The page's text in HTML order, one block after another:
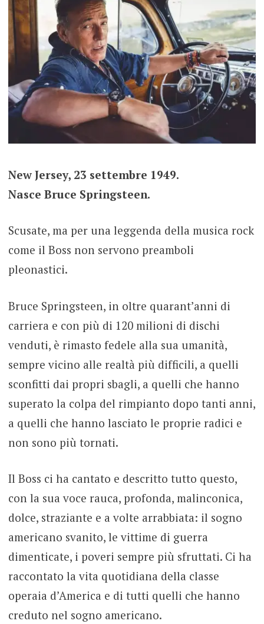
New Jersey, 23 settembre 1949.
Nasce Bruce Springsteen.
Scusate, ma per una leggenda della musica rock
come il Boss non servono preamboli
pleonastici.
Bruce Springsteen, in oltre quarant’anni di
carriera e con più di 120 milioni di dischi
venduti, è rimasto fedele alla sua umanità,
sempre vicino alle realtà più difficili, a quelli
sconfitti dai propri sbagli, a quelli che hanno
superato la colpa del rimpianto dopo tanti anni,
a quelli che hanno lasciato le proprie radici e
non sono più tornati.
Il Boss ci ha cantato e descritto tutto questo,
con la sua voce rauca, profonda, malinconica,
dolce, straziante e a volte arrabbiata: il sogno
americano svanito, le vittime di guerra
dimenticate, i poveri sempre più sfruttati. Ci ha
raccontato la vita quotidiana della classe
operaia d’America e di tutti quelli che hanno
creduto nel sogno americano.